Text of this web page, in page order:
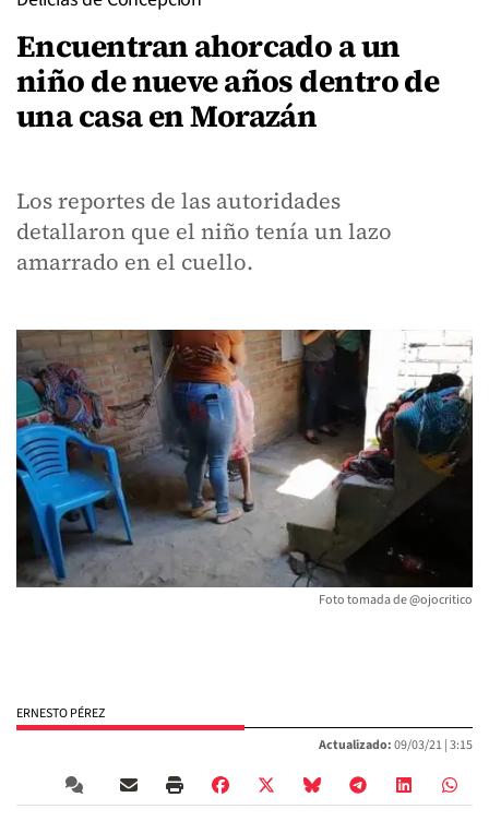
Encuentran ahorcado a un
niño de nueve años dentro de
una casa en Morazán
Los reportes de las autoridades
detallaron que el niño tenía un lazo
amarrado en el cuello.
Foto tomada de @ojocritico
ERNESTO PÉREZ
Actualizado:09/03/21 |3:15